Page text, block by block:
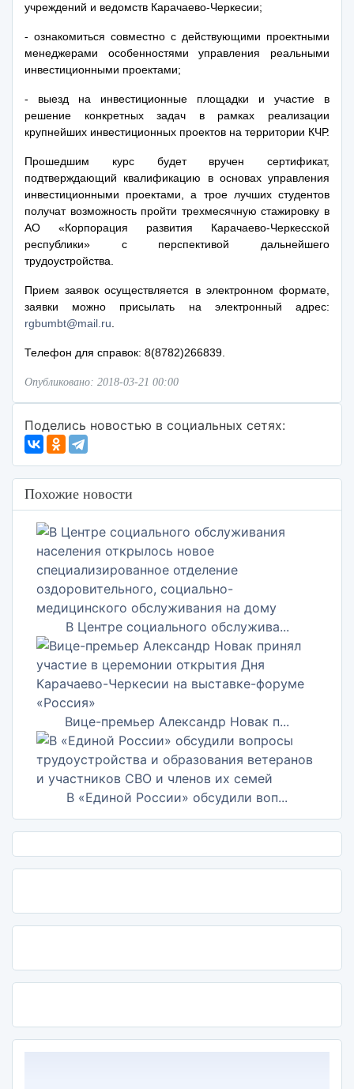
учреждений и ведомств Карачаево-Черкесии;
- ознакомиться совместно с действующими проектными
менеджерами особенностями управления реальными
инвестиционными проектами;
- выезд на инвестиционные площадки и участие в
решение конкретных задач в рамках реализации
крупнейших инвестиционных проектов на территории КЧР.
Прошедшим курс будет вручен сертификат,
подтверждающий квалификацию в основах управления
инвестиционными проектами, а трое лучших студентов
получат возможность пройти трехмесячную стажировку в
АО «Корпорация развития Карачаево-Черкесской
республики» с перспективой дальнейшего
трудоустройства.
Прием заявок осуществляется в электронном формате,
заявки можно присылать на электронный адрес:
rgbumbt@mail.ru
Телефон для справок: 8(8782)266839.
Опубликовано: 2018-03-21 00:00
Поделись новостью в социальных сетях:
Похожие новости
В Центре социального обслужива...
Вице-премьер Александр Новак п...
В «Единой России» обсудили воп...